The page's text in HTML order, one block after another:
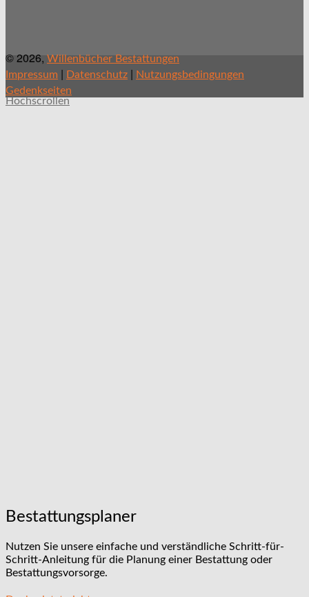
© 2026, Willenbücher Bestattungen
Impressum | Datenschutz | Nutzungsbedingungen
Gedenkseiten
Hochscrollen
Bestattungsplaner
Nutzen Sie unsere einfache und verständliche Schritt-für-
Schritt-Anleitung für die Planung einer Bestattung oder
Bestattungsvorsorge.